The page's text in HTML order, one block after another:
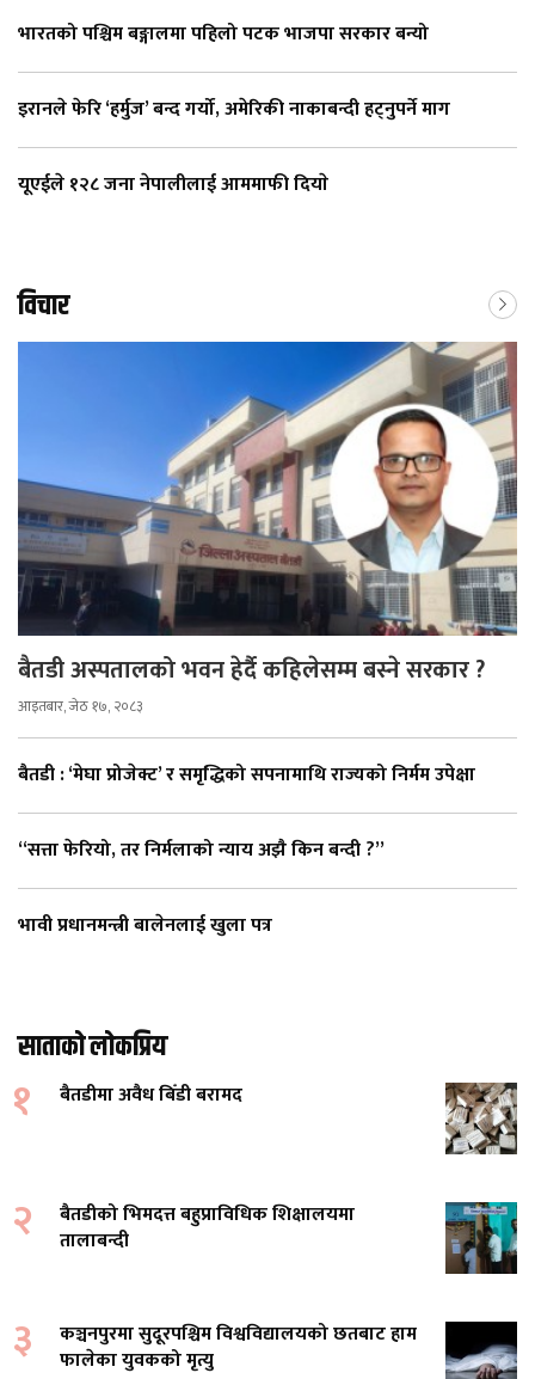
भारतको पश्चिम बङ्गालमा पहिलो पटक भाजपा सरकार बन्यो
इरानले फेरि ‘हर्मुज’ बन्द गर्यो, अमेरिकी नाकाबन्दी हट्नुपर्ने माग
यूएईले १२८ जना नेपालीलाई आममाफी दियाे
विचार
बैतडी अस्पतालको भवन हेर्दै कहिलेसम्म बस्ने सरकार ?
आइतबार, जेठ १७, २०८३
बैतडी : ‘मेघा प्रोजेक्ट’ र समृद्धिको सपनामाथि राज्यको निर्मम उपेक्षा
“सत्ता फेरियो, तर निर्मलाको न्याय अझै किन बन्दी ?”
भावी प्रधानमन्त्री बालेनलाई खुला पत्र
साताको लोकप्रिय
१ बैतडीमा अवैध बिँडी बरामद
२
बैतडीको भिमदत्त बहुप्राविधिक शिक्षालयमा
तालाबन्दी
३
कञ्चनपुरमा सुदूरपश्चिम विश्वविद्यालयको छतबाट हाम
फालेका युवकको मृत्यु